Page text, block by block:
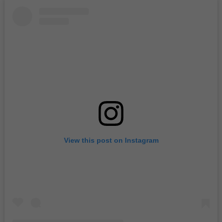
View this post on Instagram